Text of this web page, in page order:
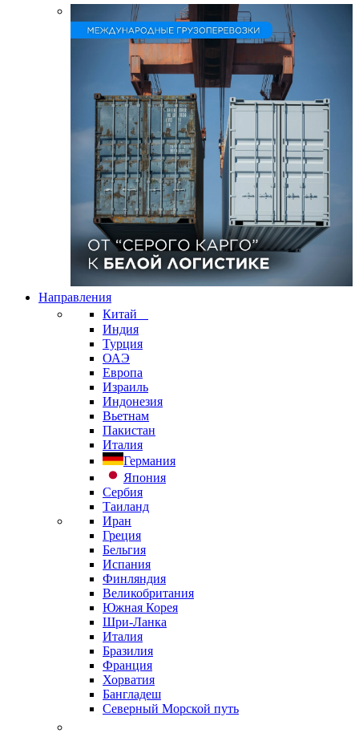
Направления
Китай
Индия
Турция
ОАЭ
Европа
Израиль
Индонезия
Вьетнам
Пакистан
Италия
Германия
Япония
Сербия
Таиланд
Иран
Греция
Бельгия
Испания
Финляндия
Великобритания
Южная Корея
Шри-Ланка
Италия
Бразилия
Франция
Хорватия
Бангладеш
Северный Морской путь